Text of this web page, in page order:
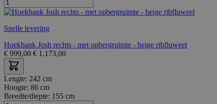
Snelle levering
Hoekbank Josh rechts - met opbergruimte - beige ribfluweel
€ 999,00 € 1.173,00
Lengte: 242 cm
Hoogte: 86 cm
Breedte/diepte: 155 cm